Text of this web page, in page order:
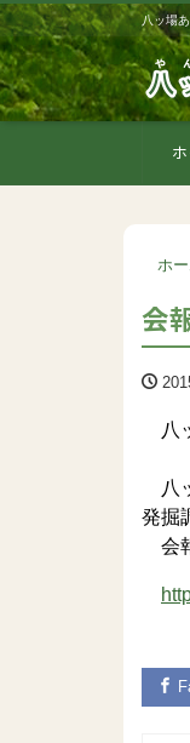
八ッ場
ホ
会
八
八
発掘
会